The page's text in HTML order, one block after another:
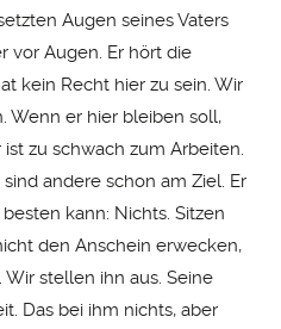
Augen seines Vaters
vor Augen. Er hört die
kein Recht hier zu sein. Wir
Wenn er hier bleiben soll,
zu schwach zum Arbeiten.
andere schon am Ziel. Er
kann: Nichts. Sitzen
den Anschein erwecken,
stellen ihn aus. Seine
Das bei ihm nichts, aber